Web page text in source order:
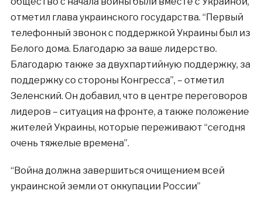
отметил глава украинского государства. “Первый
телефонный звонок с поддержкой Украины был из
Белого дома. Благодарю за ваше лидерство.
Благодарю также за двухпартийную поддержку, за
поддержку со стороны Конгресса”, – отметил
Зеленский. Он добавил, что в центре переговоров
лидеров – ситуация на фронте, а также положение
жителей Украины, которые переживают “сегодня
очень тяжелые времена”.
“Война должна завершиться очищением всей
украинской земли от оккупации России”